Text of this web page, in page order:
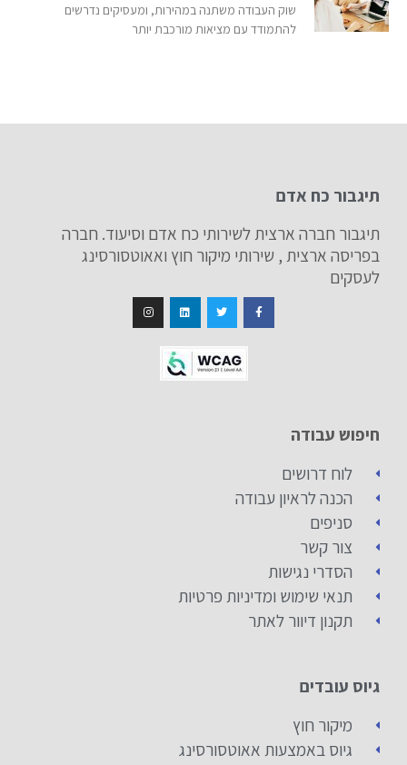
שוק העבודה משתנה במהירות, ומעסיקים נדרשים
להתמודד עם מציאות מורכבת יותר
תיגבור כח אדם
תיגבור חברה ארצית לשירותי כח אדם וסיעוד. חברה
בפריסה ארצית , שירותי מיקור חוץ ואאוטסורסינג
לעסקים
חיפוש עבודה
לוח דרושים
הכנה לראיון עבודה
סניפים
צור קשר
הסדרי נגישות
תנאי שימוש ומדיניות פרטיות
תקנון דיוור לאתר
גיוס עובדים
מיקור חוץ
גיוס באמצעות אאוטסורסינג